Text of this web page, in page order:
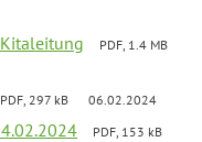
PDF, 1.4 MB
PDF, 297 kB 06.02.2024
PDF, 153 kB